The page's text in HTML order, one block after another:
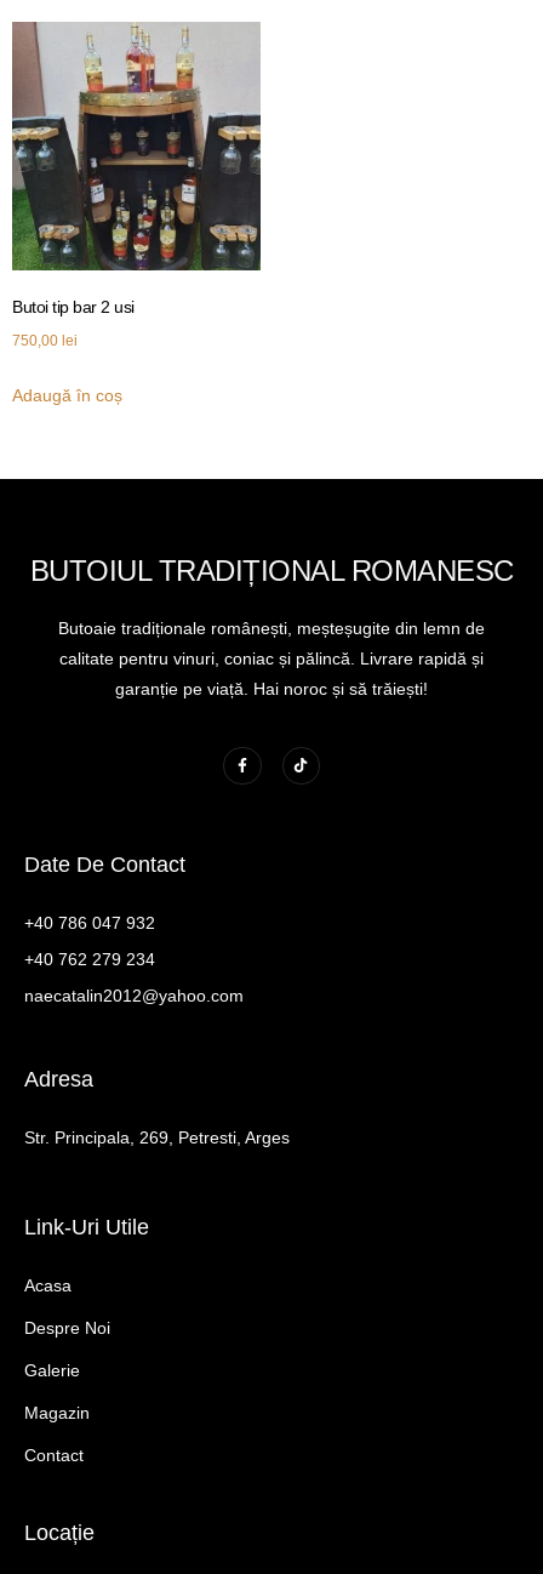
Butoi tip bar 2 usi
750,00 lei
Adaugă în coș
BUTOIUL TRADIȚIONAL ROMANESC
Butoaie tradiționale românești, meșteșugite din lemn de
calitate pentru vinuri, coniac și pălincă. Livrare rapidă și
garanție pe viață. Hai noroc și să trăiești!
Date De Contact
+40 786 047 932
+40 762 279 234
naecatalin2012@yahoo.com
Adresa
Str. Principala, 269, Petresti, Arges
Link-Uri Utile
Acasa
Despre Noi
Galerie
Magazin
Contact
Locație